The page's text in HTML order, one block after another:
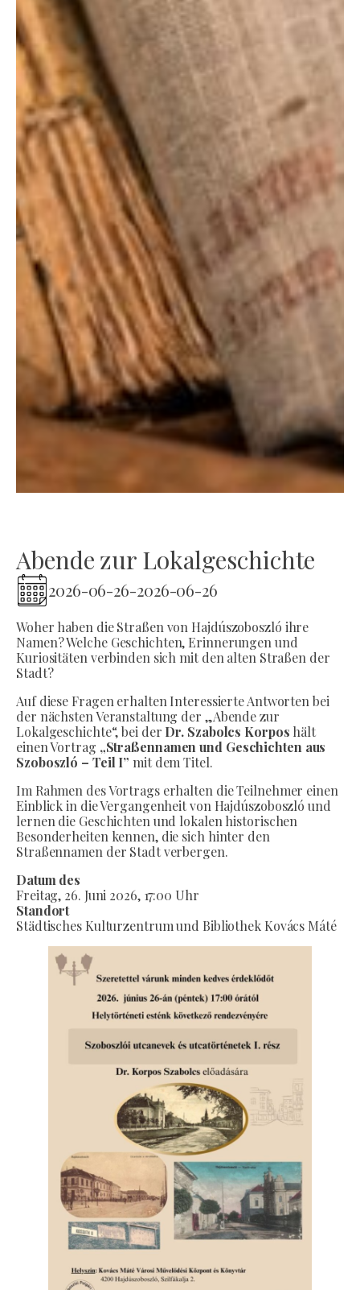
Abende zur Lokalgeschichte
2026-06-26-2026-06-26
Woher haben die Straßen von Hajdúszoboszló ihre
Namen? Welche Geschichten, Erinnerungen und
Kuriositäten verbinden sich mit den alten Straßen der
Stadt?
Auf diese Fragen erhalten Interessierte Antworten bei
der nächsten Veranstaltung der „Abende zur
Lokalgeschichte“, bei der Dr. Szabolcs Korpos hält
einen Vortrag „Straßennamen und Geschichten aus
Szoboszló – Teil I” mit dem Titel.
Im Rahmen des Vortrags erhalten die Teilnehmer einen
Einblick in die Vergangenheit von Hajdúszoboszló und
lernen die Geschichten und lokalen historischen
Besonderheiten kennen, die sich hinter den
Straßennamen der Stadt verbergen.
Datum des
Freitag, 26. Juni 2026, 17:00 Uhr
Standort
Städtisches Kulturzentrum und Bibliothek Kovács Máté